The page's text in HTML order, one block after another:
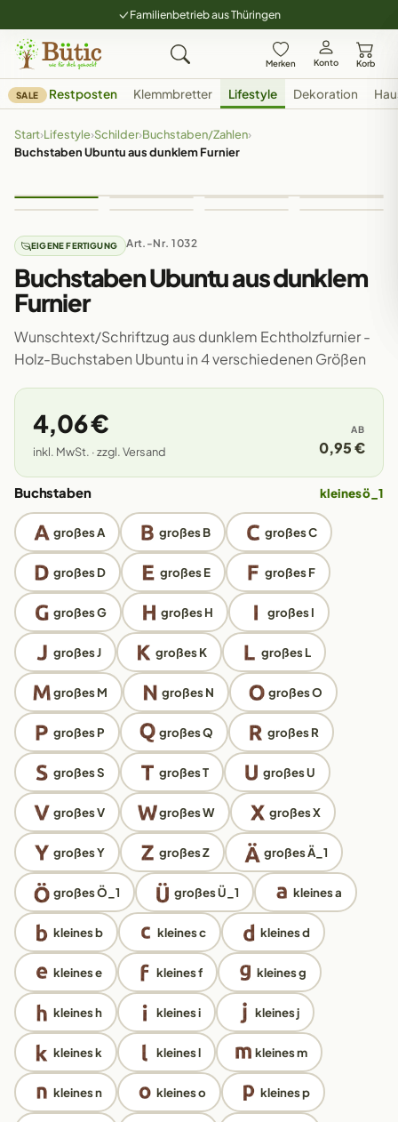
Familienbetrieb aus Thüringen
Merken Konto Korb
SALE Restposten Klemmbretter Lifestyle Dekoration
Start›Lifestyle›Schilder›Buchstaben/Zahlen›
Buchstaben Ubuntu aus dunklem Furnier
EIGENE FERTIGUNG Art.-Nr. 1032
Buchstaben Ubuntu aus dunklem
Furnier
Wunschtext/Schriftzug aus dunklem Echtholzfurnier -
Holz-Buchstaben Ubuntu in 4 verschiedenen Größen
4,06 €
inkl. MwSt. · zzgl. Versand
AB
0,95 €
Buchstaben kleines ö_1
großes A großes B großes C
großes D großes E großes F
großes G großes H großes I
großes J großes K großes L
großes M großes N großes O
großes P großes Q großes R
großes S großes T großes U
großes V großes W großes X
großes Y großes Z großes Ä_1
großes Ö_1 großes Ü_1 kleines a
kleines b kleines c kleines d
kleines e kleines f kleines g
kleines h kleines i kleines j
kleines k kleines l kleines m
kleines n kleines o kleines p